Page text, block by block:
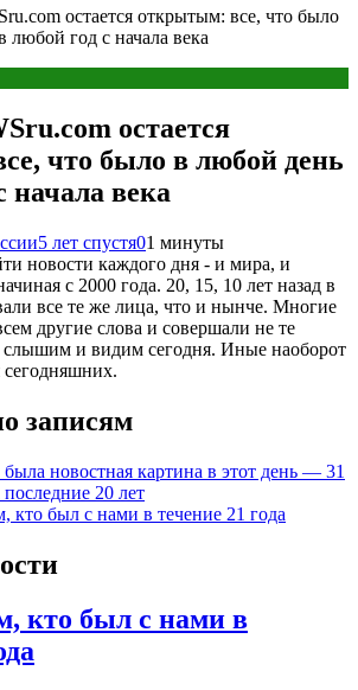
остается открытым: все, что было
любой год с начала века
остается
что было в любой день
начала века
5 лет спустя01 минуты
новости каждого дня - и мира, и
с 2000 года. 20, 15, 10 лет назад в
все те же лица, что и нынче. Многие
другие слова и совершали не те
и видим сегодня. Иные наоборот
записям
новостная картина в этот день — 31
20 лет
кто был с нами в течение 21 года
кто был с нами в